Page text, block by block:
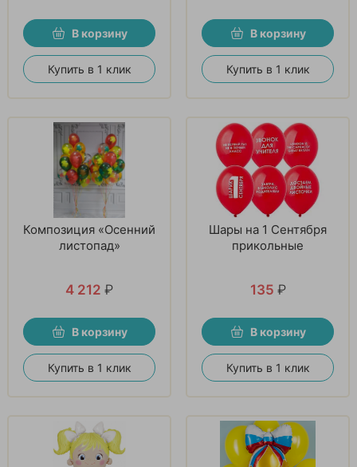
В корзину
Купить в 1 клик
В корзину
Купить в 1 клик
Композиция «Осенний
листопад»
4 212 ₽
В корзину
Купить в 1 клик
Шары на 1 Сентября
прикольные
135 ₽
В корзину
Купить в 1 клик